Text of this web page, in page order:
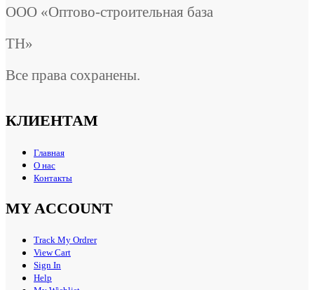
ООО «Оптово-строительная база
ТН»
Все права сохранены.
КЛИЕНТАМ
Главная
О нас
Контакты
MY ACCOUNT
Track My Ordrer
View Cart
Sign In
Help